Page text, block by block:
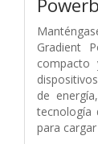
Gradient
compacto
de
tecnología
para